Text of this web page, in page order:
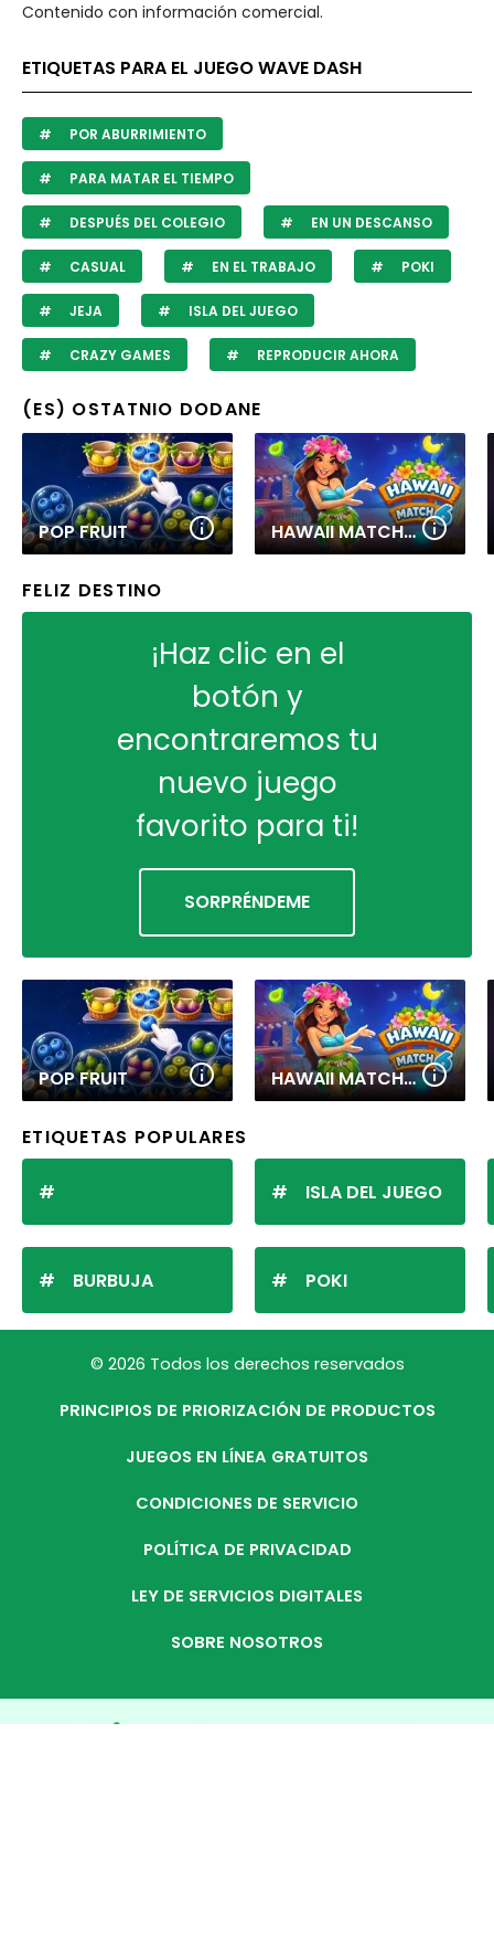
Contenido con información comercial.
ETIQUETAS PARA EL JUEGO WAVE DASH
POR ABURRIMIENTO
PARA MATAR EL TIEMPO
DESPUÉS DEL COLEGIO EN UN DESCANSO
CASUAL EN EL TRABAJO POKI
JEJA ISLA DEL JUEGO
CRAZY GAMES REPRODUCIR AHORA
(ES) OSTATNIO DODANE
POP FRUIT HAWAII MATCH 6
FELIZ DESTINO
¡Haz clic en el
botón y
encontraremos tu
nuevo juego
favorito para ti!
SORPRÉNDEME
POP FRUIT HAWAII MATCH 6
ETIQUETAS POPULARES
BURBUJA
ISLA DEL JUEGO
POKI
© 2026 Todos los derechos reservados
PRINCIPIOS DE PRIORIZACIÓN DE PRODUCTOS
JUEGOS EN LÍNEA GRATUITOS
CONDICIONES DE SERVICIO
POLÍTICA DE PRIVACIDAD
LEY DE SERVICIOS DIGITALES
SOBRE NOSOTROS